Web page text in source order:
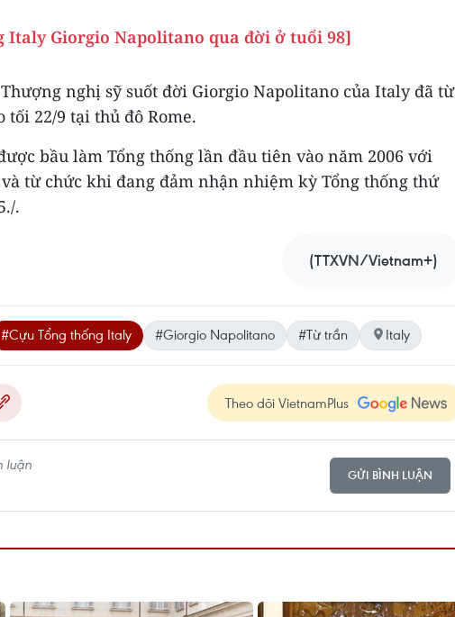
Italy Giorgio Napolitano qua đời ở tuổi 98]
nghị sỹ suốt đời Giorgio Napolitano của Italy đã từ
tối 22/9 tại thủ đô Rome.
bầu làm Tổng thống lần đầu tiên vào năm 2006 với
từ chức khi đang đảm nhận nhiệm kỳ Tổng thống thứ
.
(TTXVN/Vietnam+)
#Cựu Tổng thống Italy #Giorgio Napolitano #Từ trần Italy
Theo dõi VietnamPlus
GỬI BÌNH LUẬN